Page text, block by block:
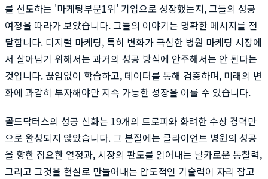
를 선도하는 '마케팅부문1위' 기업으로 성장했는지, 그들의 성공
여정을 따라가 보았습니다. 그들의 이야기는 명확한 메시지를 전
달합니다. 디지털 마케팅, 특히 변화가 극심한 병원 마케팅 시장에
서 살아남기 위해서는 과거의 성공 방식에 안주해서는 안 된다는
것입니다. 끊임없이 학습하고, 데이터를 통해 검증하며, 미래의 변
화에 과감히 투자해야만 지속 가능한 성장을 이룰 수 있습니다.
골드닥터스의 성공 신화는 19개의 트로피와 화려한 수상 경력만
으로 완성되지 않았습니다. 그 본질에는 클라이언트 병원의 성공
을 향한 집요한 열정과, 시장의 판도를 읽어내는 날카로운 통찰력,
그리고 그것을 현실로 만들어내는 압도적인 기술력이 자리 잡고